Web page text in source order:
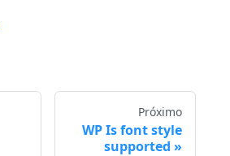
Próximo
WP Is font style
supported